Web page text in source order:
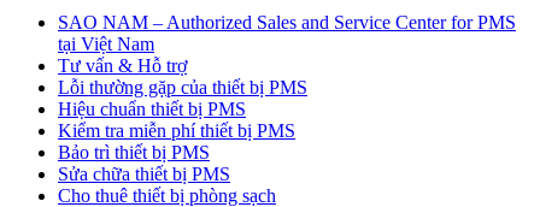
SAO NAM – Authorized Sales and Service Center for PMS
tại Việt Nam
Tư vấn & Hỗ trợ
Lỗi thường gặp của thiết bị PMS
Hiệu chuẩn thiết bị PMS
Kiểm tra miễn phí thiết bị PMS
Bảo trì thiết bị PMS
Sửa chữa thiết bị PMS
Cho thuê thiết bị phòng sạch